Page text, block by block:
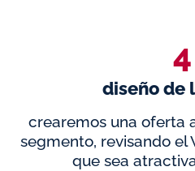
4
diseño de
crearemos una oferta
segmento, revisando el
que sea